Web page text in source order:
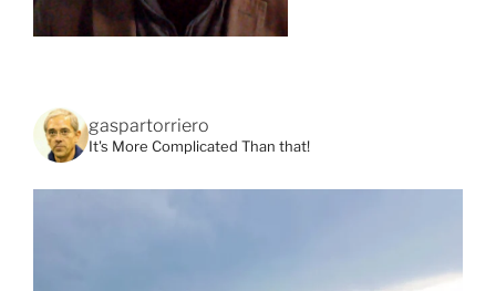
gaspartorriero
It's More Complicated Than that!